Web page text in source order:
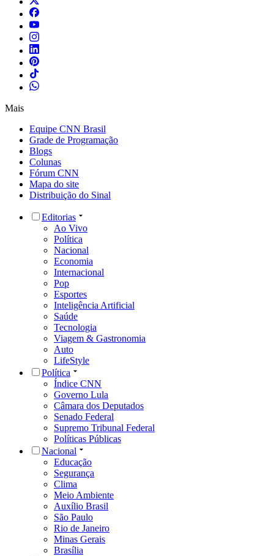
Mais
Equipe CNN Brasil
Grade de Programação
Blogs
Colunas
Fórum CNN
Mapa do site
Distribuição do Sinal
Editorias
Ao Vivo
Política
Nacional
Economia
Internacional
Pop
Esportes
Inteligência Artificial
Saúde
Tecnologia
Viagem & Gastronomia
Auto
LifeStyle
Política
Índice CNN
Governo Lula
Câmara dos Deputados
Senado Federal
Supremo Tribunal Federal
Políticas Públicas
Nacional
Educação
Segurança
Clima
Meio Ambiente
Auxílio Brasil
São Paulo
Rio de Janeiro
Minas Gerais
Brasília